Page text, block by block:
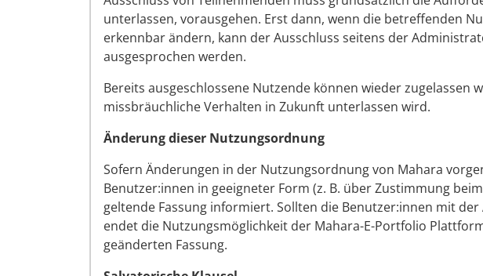
unterlassen, vorausgehen. Erst dann, wenn die betreffenden
erkennbar ändern, kann der Ausschluss seitens der
ausgesprochen werden.
Bereits ausgeschlossene Nutzende können wieder zugelassen
missbräuchliche Verhalten in Zukunft unterlassen wird.
Änderung dieser Nutzungsordnung
Sofern Änderungen in der Nutzungsordnung von Mahara
Benutzer:innen in geeigneter Form (z. B. über Zustimmung
geltende Fassung informiert. Sollten die Benutzer:innen mit
endet die Nutzungsmöglichkeit der Mahara-E-Portfolio
geänderten Fassung.